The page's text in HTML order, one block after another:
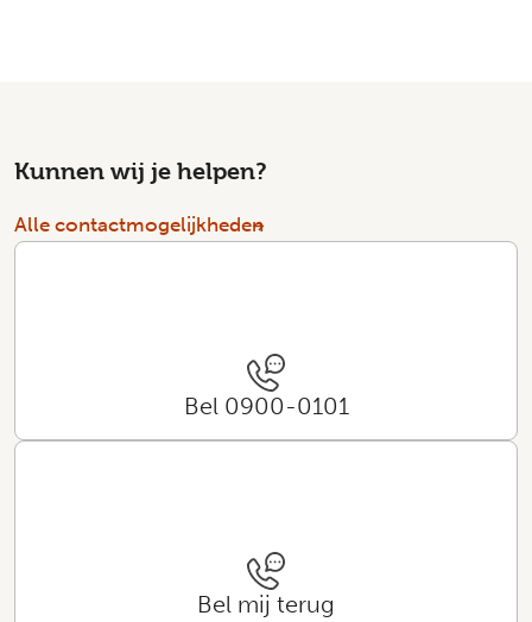
Kunnen wij je helpen?
Alle contactmogelijkheden
Bel 0900-0101
Bel mij terug